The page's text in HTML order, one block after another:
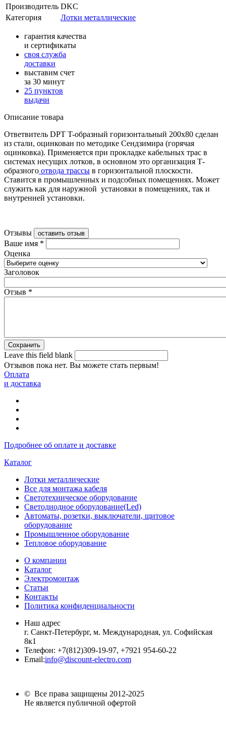
Производитель DKC
Категория
Лотки металлические
гарантия качества
и сертификаты
своя служба
доставки
выставим счет
за 30 минут
25 пунктов
выдачи
Описание товара
Ответвитель DPT T-образный горизонтальный 200х80 сделан
из стали, оцинкован по методике Сендзимира (горячая
оцинковка). Применяется при прокладке кабельных трас в
системах несущих лотков, в основном это организация Т-
образного отвода трассы в горизонтальной плоскости.
Ставится в промышленных и подсобных помещениях. Может
служить как для наружной установки в помещениях, так и
внутренней установки.
Отзывы оставить отзыв
Ваше имя *
Оценка
Заголовок
Отзыв *
Leave this field blank
Отзывов пока нет. Вы можете стать первым!
Оплата
и доставка
Подробнее об оплате и доставке
Каталог
Лотки металлические
Все для монтажа кабеля
Светотехническое оборудование
Светодиодное оборудование(Led)
Автоматы, розетки, выключатели, щитовое
оборудование
Промышленное оборудование
Тепловое оборудование
О компании
Каталог
Электромонтаж
Статьи
Контакты
Политика конфиденциальности
Наш адрес
г. Санкт-Петербург, м. Международная, ул. Софийская
8к1
Телефон: +7(812)309-19-97, +7921 954-60-22
Email:info@discount-electro.com
© Все права защищены 2012-2025
Не является публичной офертой